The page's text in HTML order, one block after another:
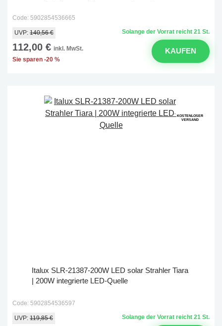
Code: 5902854536665
Solange der Vorrat reicht 21 St.
UVP: 140,56 €
112,00 € inkl. MwSt.
Sie sparen -20 %
KAUFEN
KOSTENLOSER
VERSAND
Italux SLR-21387-200W LED solar Strahler Tiara
| 200W integrierte LED-Quelle
Code: 5902854536597
Solange der Vorrat reicht 21 St.
UVP: 119,85 €